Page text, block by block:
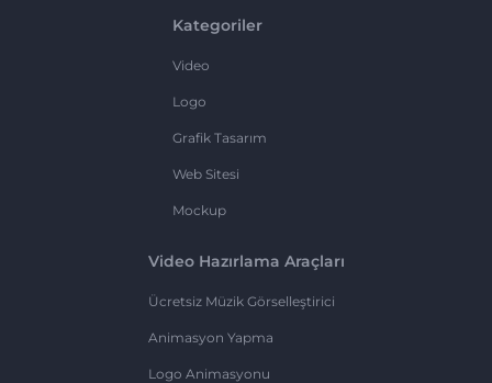
Kategoriler
Video
Logo
Grafik Tasarım
Web Sitesi
Mockup
Video Hazırlama Araçları
Ücretsiz Müzik Görselleştirici
Animasyon Yapma
Logo Animasyonu